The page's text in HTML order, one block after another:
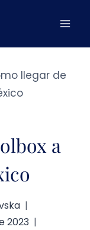
llegar de
a
2023